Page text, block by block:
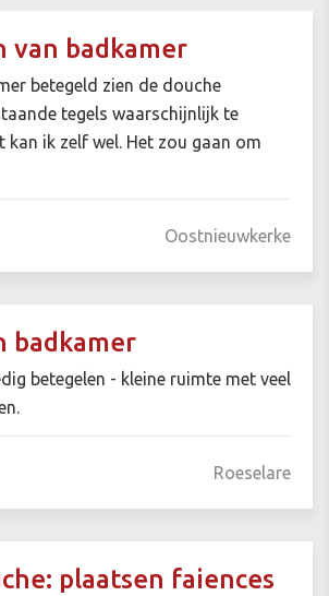
van badkamer
betegeld zien de douche
tegels waarschijnlijk te
kan ik zelf wel. Het zou gaan om
Oostnieuwkerke
badkamer
betegelen - kleine ruimte met veel
Roeselare
plaatsen faiences